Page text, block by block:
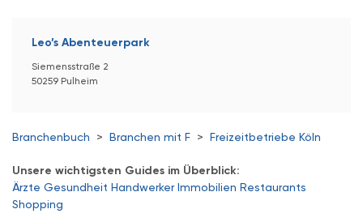
Leo’s Abenteuerpark
Siemensstraße 2
50259 Pulheim
Branchenbuch > Branchen mit F > Freizeitbetriebe Köln
Unsere wichtigsten Guides im Überblick:
Ärzte Gesundheit Handwerker Immobilien Restaurants
Shopping